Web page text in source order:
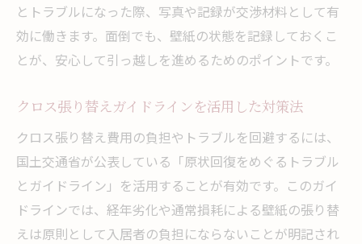
とトラブルになった際、写真や記録が交渉材料として有
効に働きます。面倒でも、壁紙の状態を記録しておくこ
とが、安心して引っ越しを進めるためのポイントです。
クロス張り替えガイドラインを活用した対策法
クロス張り替え費用の負担やトラブルを回避するには、
国土交通省が公表している「原状回復をめぐるトラブル
とガイドライン」を活用することが有効です。このガイ
ドラインでは、経年劣化や通常損耗による壁紙の張り替
えは原則として入居者の負担にならないことが明記され